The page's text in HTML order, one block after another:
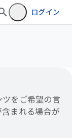
ログイン
をご希望の言
まれる場合が